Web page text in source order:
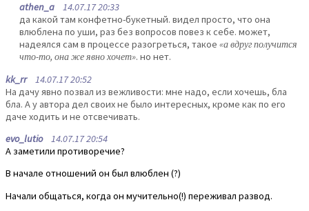
athen_a 14.07.17 20:33
да какой там конфетно-букетный. видел просто, что она
влюблена по уши, раз без вопросов повез к себе. может,
надеялся сам в процессе разогреться, такое «а вдруг получится
что-то, она же явно хочет». но нет.
kk_rr14.07.17 20:52
На дачу явно позвал из вежливости: мне надо, если хочешь, бла
бла. А у автора дел своих не было интересных, кроме как по его
даче ходить и не отсвечивать.
evo_lutio14.07.17 20:54
А заметили противоречие?
В начале отношений он был влюблен (?)
Начали общаться, когда он мучительно(!) переживал развод.